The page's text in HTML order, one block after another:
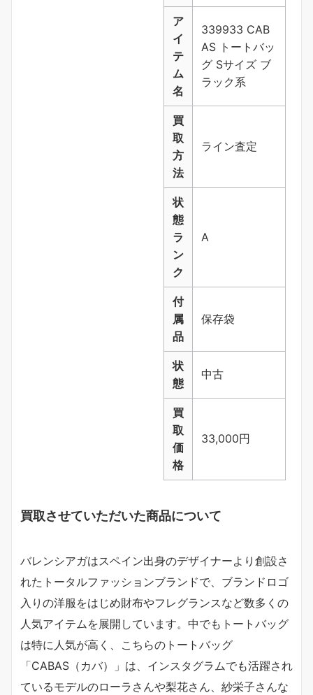
ア
イ
テ
ム
名
339933 CAB
AS トートバッ
グ Sサイズ ブ
ラック系
買
取
方
法
ライン査定
状
態
ラ
ン
ク
A
付
属
品
保存袋
状
態
中古
買
取
価
格
33,000円
買取させていただいた商品について
バレンシアガはスペイン出身のデザイナーより創設さ
れたトータルファッションブランドで、ブランドロゴ
入りの洋服をはじめ財布やフレグランスなど数多くの
人気アイテムを展開しています。中でもトートバッグ
は特に人気が高く、こちらのトートバッグ
「CABAS（カバ）」は、インスタグラムでも活躍され
ているモデルのローラさんや梨花さん、紗栄子さんな